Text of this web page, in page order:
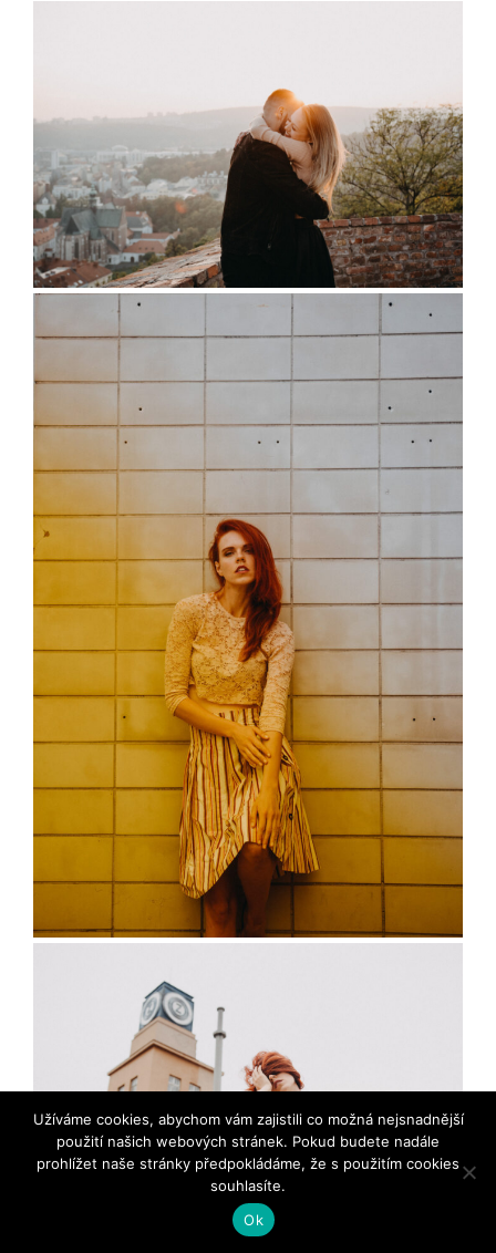
Užíváme cookies, abychom vám zajistili co možná nejsnadnější
použití našich webových stránek. Pokud budete nadále
prohlížet naše stránky předpokládáme, že s použitím cookies
souhlasíte.
Ok